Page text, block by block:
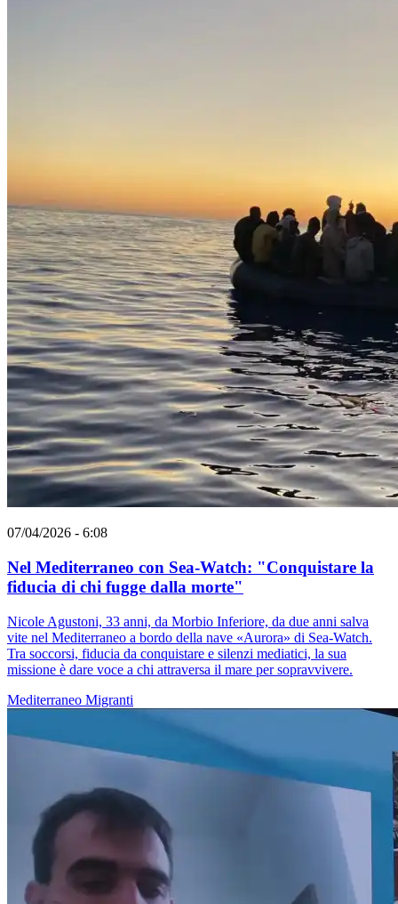
07/04/2026 - 6:08
Nel Mediterraneo con Sea-Watch: "Conquistare la
fiducia di chi fugge dalla morte"
Nicole Agustoni, 33 anni, da Morbio Inferiore, da due anni salva
vite nel Mediterraneo a bordo della nave «Aurora» di Sea-Watch.
Tra soccorsi, fiducia da conquistare e silenzi mediatici, la sua
missione è dare voce a chi attraversa il mare per sopravvivere.
Mediterraneo Migranti